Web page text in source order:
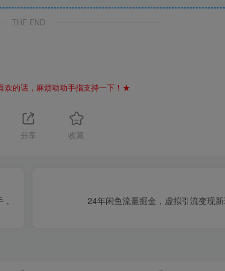
THE END
欢的话，麻烦动动手指支持一下！★
分享 收藏
24年闲鱼流量掘金，虚拟引流变现